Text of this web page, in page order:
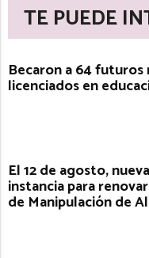
TE PUEDE
Becaron a 64 futuros
licenciados en
El 12 de agosto, nueva
instancia para
de Manipulación de